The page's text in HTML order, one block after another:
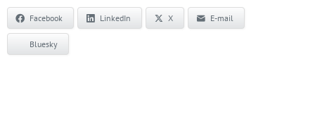
Facebook LinkedIn X E-mail
Bluesky